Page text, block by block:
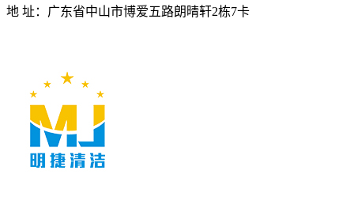
地 址：广东省中山市博爱五路朗晴轩2栋7卡